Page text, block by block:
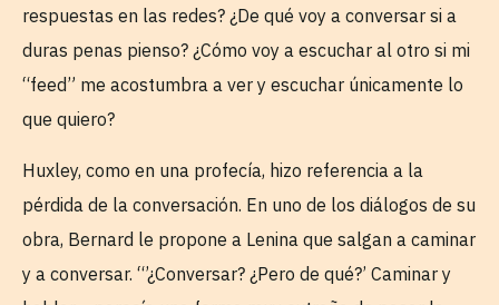
respuestas en las redes? ¿De qué voy a conversar si a
duras penas pienso? ¿Cómo voy a escuchar al otro si mi
“feed” me acostumbra a ver y escuchar únicamente lo
que quiero?
Huxley, como en una profecía, hizo referencia a la
pérdida de la conversación. En uno de los diálogos de su
obra, Bernard le propone a Lenina que salgan a caminar
y a conversar. “’¿Conversar? ¿Pero de qué?’ Caminar y